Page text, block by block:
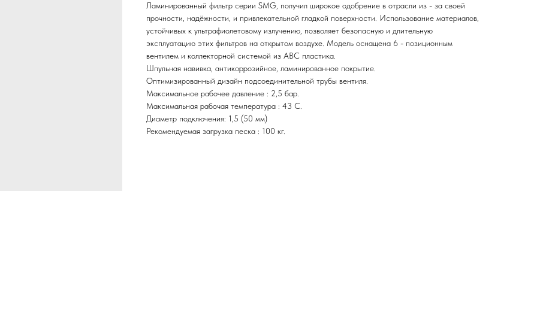
Ламинированный фильтр серии SMG, получил широкое одобрение в отрасли из - за своей
прочности, надёжности, и привлекательной гладкой поверхности. Использование материалов,
устойчивых к ультрафиолетовому излучению, позволяет безопасную и длительную
эксплуатацию этих фильтров на открытом воздухе. Модель оснащена 6 - позиционным
вентилем и коллекторной системой из ABC пластика.
Шпульная навивка, антикоррозийное, ламинированное покрытие.
Оптимизированный дизайн подсоединительной трубы вентиля.
Максимальное рабочее давление : 2,5 бар.
Максимальная рабочая температура : 43 C.
Диаметр подключения: 1,5 (50 мм)
Рекомендуемая загрузка песка : 100 кг.